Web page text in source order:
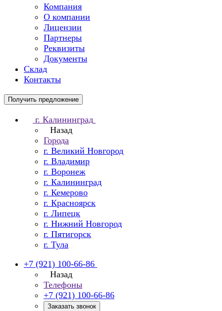
Компания
О компании
Лицензии
Партнеры
Реквизиты
Документы
Склад
Контакты
Получить предложение
г. Калининград
Назад
Города
г. Великий Новгород
г. Владимир
г. Воронеж
г. Калининград
г. Кемерово
г. Красноярск
г. Липецк
г. Нижний Новгород
г. Пятигорск
г. Тула
+7 (921) 100-66-86
Назад
Телефоны
+7 (921) 100-66-86
Заказать звонок